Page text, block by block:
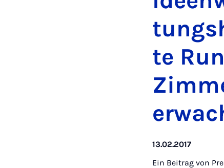
te
13.02.2017
Ein Beitrag von